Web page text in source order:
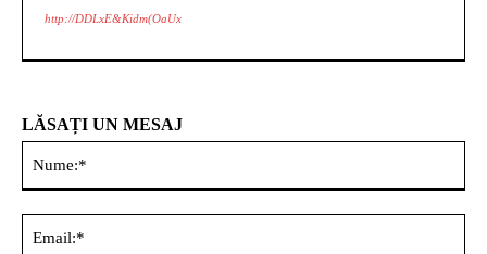
http://DDLxE&Kidm(OaUx
LĂSAȚI UN MESAJ